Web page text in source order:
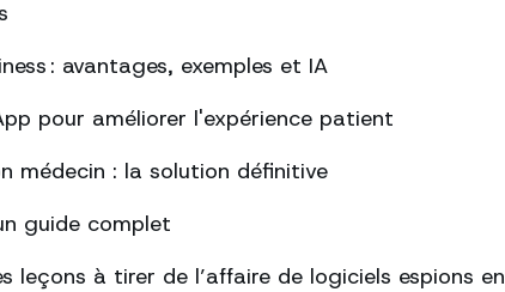
: avantages, exemples et IA
pour améliorer l'expérience patient
médecin : la solution définitive
guide complet
leçons à tirer de l’affaire de logiciels espions en